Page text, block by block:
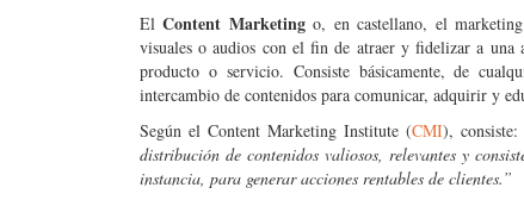
ElContent Marketingo, en castellano, el
visuales o audios con el fin de atraer y fidelizar a
producto o servicio. Consiste básicamente, de
intercambio de contenidos para comunicar, adquirir y
Según el Content Marketing Institute (CMI), consiste:
distribución de contenidos valiosos, relevantes y
instancia, para generar acciones rentables de clientes.”